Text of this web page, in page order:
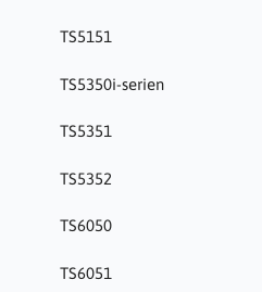
TS5151
TS5350i-serien
TS5351
TS5352
TS6050
TS6051